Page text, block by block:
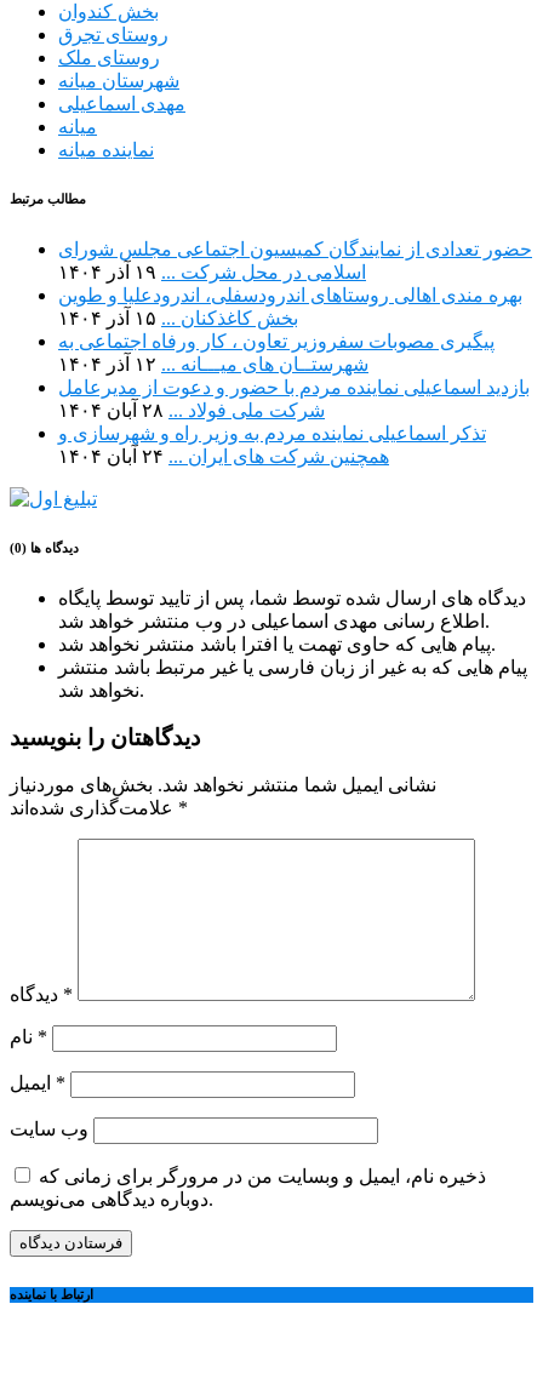
بخش کندوان
روستای تجرق
روستای ملک
شهرستان میانه
مهدی اسماعیلی
میانه
نماینده میانه
مطالب مرتبط
حضور تعدادی از نمایندگان کمیسیون اجتماعی مجلس شورای
اسلامی در محل شرکت ... ۱۹ آذر ۱۴۰۴
بهره مندی اهالی روستاهای اندرودسفلی، اندرودعلیا و طوین
بخش کاغذکنان ... ۱۵ آذر ۱۴۰۴
پیگیری مصوبات سفروزیر تعاون ، کار ورفاه اجتماعی به
شهرستــان های میـــانه ... ۱۲ آذر ۱۴۰۴
بازدید اسماعیلی نماینده مردم با حضور و دعوت از مدیرعامل
شرکت ملی فولاد ... ۲۸ آبان ۱۴۰۴
تذکر اسماعیلی نماینده مردم به وزیر راه و شهرسازی و
همچنین شرکت های ایران ... ۲۴ آبان ۱۴۰۴
دیدگاه ها (0)
دیدگاه های ارسال شده توسط شما، پس از تایید توسط پایگاه
اطلاع رسانی مهدی اسماعیلی در وب منتشر خواهد شد.
پیام هایی که حاوی تهمت یا افترا باشد منتشر نخواهد شد.
پیام هایی که به غیر از زبان فارسی یا غیر مرتبط باشد منتشر
نخواهد شد.
دیدگاهتان را بنویسید
نشانی ایمیل شما منتشر نخواهد شد. بخش‌های موردنیاز
*
*
*
*
وب‌ سایت
ذخیره نام، ایمیل و وبسایت من در مرورگر برای زمانی که
دوباره دیدگاهی می‌نویسم.
ارتباط با نماینده